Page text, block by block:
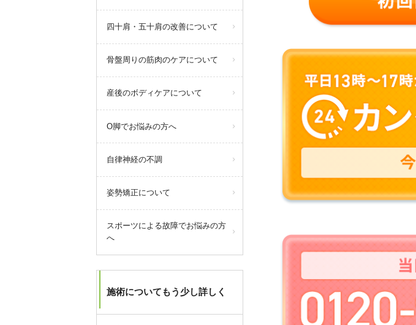
詳しくはこちらから
query_builder2026年3月18日
今月より浦安市発行の「
浦安市物
価高騰対策商品券」が当院でもご
四十肩・五十肩の改善について
骨盤周りの筋肉のケアについて
産後のボディケアについて
O脚でお悩みの方へ
自律神経の不調
姿勢矯正について
スポーツによる故障でお悩みの方
へ
施術についてもう少し詳しく